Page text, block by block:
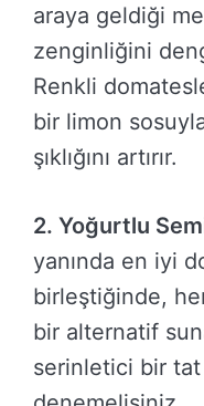
araya geldiği
zenginliğini
Renkli
bir limon
şıklığını artırır.
2. Yoğurtlu
yanında en iyi
birleştiğinde,
bir alternatif
serinletici bir tat